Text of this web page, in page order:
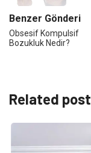
Benzer Gönderi
Obsesif Kompulsif
Bozukluk Nedir?
Related post